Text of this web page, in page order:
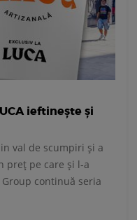
ieftinește și
val de scumpiri și a
preț pe care și l-a
continuă seria